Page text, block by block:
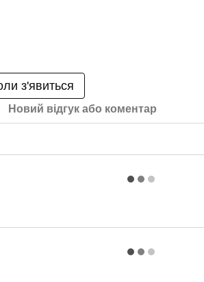
з'явиться
Новий відгук або коментар